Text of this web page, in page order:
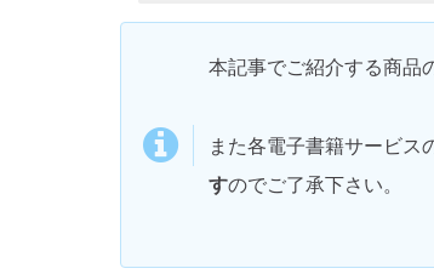
本記事でご紹介する商品
また各電子書籍サービス
すのでご了承下さい。